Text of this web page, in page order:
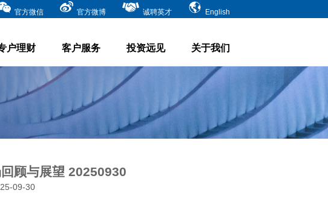
官方微信 官方微博 诚聘英才 English
户理财 客户服务 投资远见 关于我们
顾与展望 20250930
09-30